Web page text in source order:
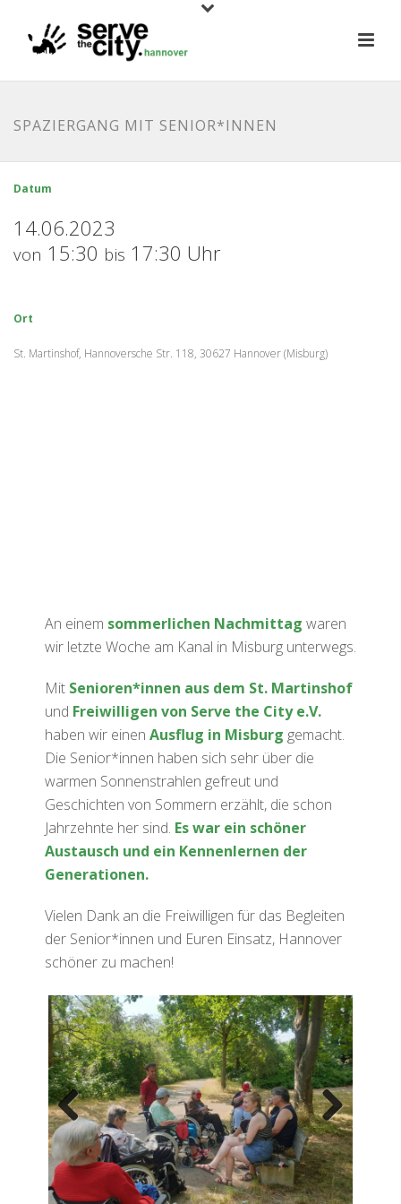
SPAZIERGANG MIT SENIOR*INNEN
Datum
14.06.2023
von 15:30 bis 17:30 Uhr
Ort
St. Martinshof, Hannoversche Str. 118, 30627 Hannover (Misburg)
An einem sommerlichen Nachmittag waren
wir letzte Woche am Kanal in Misburg unterwegs.
Mit Senioren*innen aus dem St. Martinshof
und Freiwilligen von Serve the City e.V.
haben wir einen Ausflug in Misburg gemacht.
Die Senior*innen haben sich sehr über die
warmen Sonnenstrahlen gefreut und
Geschichten von Sommern erzählt, die schon
Jahrzehnte her sind. Es war ein schöner
Austausch und ein Kennenlernen der
Generationen.
Vielen Dank an die Freiwilligen für das Begleiten
der Senior*innen und Euren Einsatz, Hannover
schöner zu machen!
Previ
ous
Next